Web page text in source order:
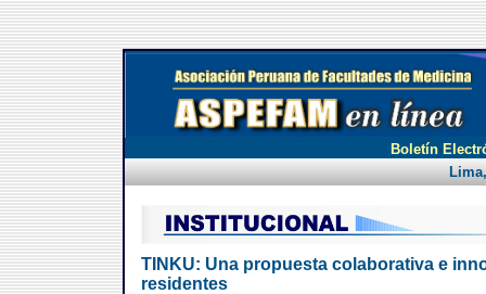
Boletín
TINKU: Una propuesta colaborativa e
residentes